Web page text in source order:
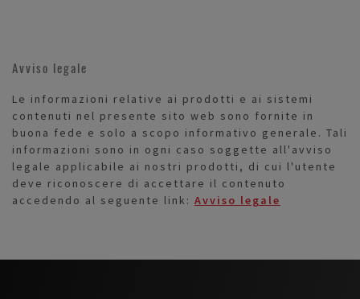
Avviso legale
Le informazioni relative ai prodotti e ai sistemi
contenuti nel presente sito web sono fornite in
buona fede e solo a scopo informativo generale. Tali
informazioni sono in ogni caso soggette all'avviso
legale applicabile ai nostri prodotti, di cui l'utente
deve riconoscere di accettare il contenuto
accedendo al seguente link: Avviso legale